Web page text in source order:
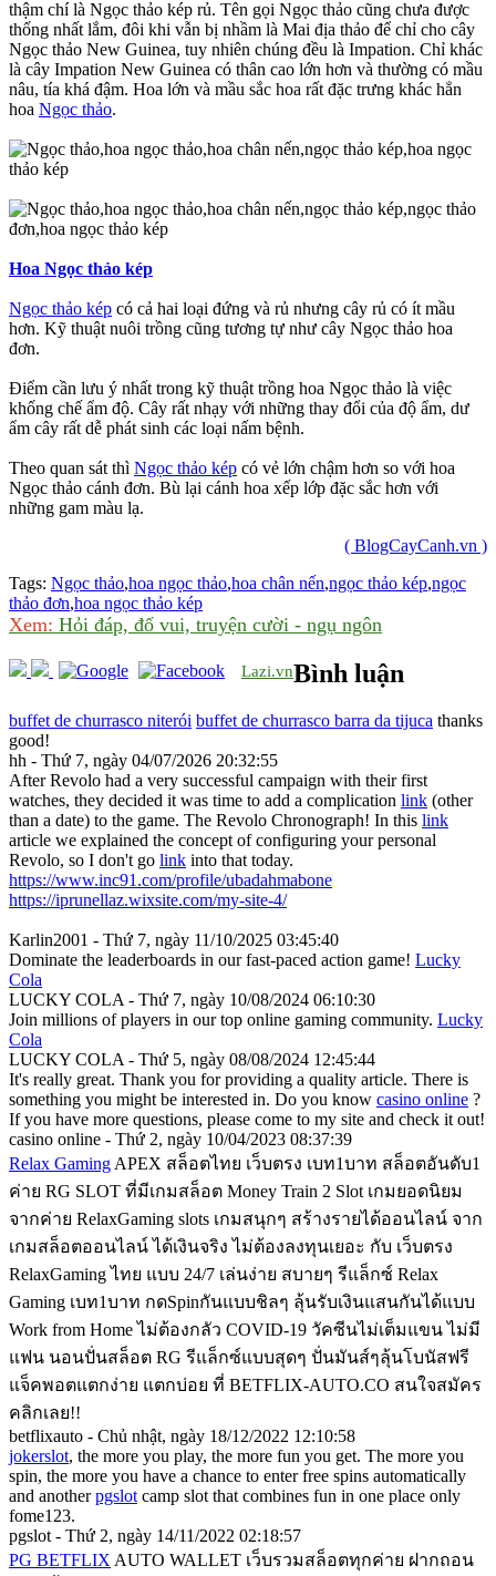
thậm chí là Ngọc thảo kép rủ. Tên gọi Ngọc thảo cũng chưa được
thống nhất lắm, đôi khi vẫn bị nhầm là Mai địa thảo để chỉ cho cây
Ngọc thảo New Guinea, tuy nhiên chúng đều là Impation. Chỉ khác
là cây Impation New Guinea có thân cao lớn hơn và thường có mầu
nâu, tía khá đậm. Hoa lớn và mầu sắc hoa rất đặc trưng khác hẳn
hoa Ngọc thảo.
Hoa Ngọc thảo kép
Ngọc thảo kép có cả hai loại đứng và rủ nhưng cây rủ có ít mầu
hơn. Kỹ thuật nuôi trồng cũng tương tự như cây Ngọc thảo hoa
đơn.
Điểm cần lưu ý nhất trong kỹ thuật trồng hoa Ngọc thảo là việc
khống chế ẩm độ. Cây rất nhạy với những thay đổi của độ ẩm, dư
ẩm cây rất dễ phát sinh các loại nấm bệnh.
Theo quan sát thì Ngọc thảo kép có vẻ lớn chậm hơn so với hoa
Ngọc thảo cánh đơn. Bù lại cánh hoa xếp lớp đặc sắc hơn với
những gam màu lạ.
( BlogCayCanh.vn )
Tags: Ngọc thảo,hoa ngọc thảo,hoa chân nến,ngọc thảo kép,ngọc
thảo đơn,hoa ngọc thảo kép
Xem: Hỏi đáp, đố vui, truyện cười - ngụ ngôn
Lazi.vnBình luận
buffet de churrasco niterói buffet de churrasco barra da tijuca thanks
good!
hh - Thứ 7, ngày 04/07/2026 20:32:55
After Revolo had a very successful campaign with their first
watches, they decided it was time to add a complication link (other
than a date) to the game. The Revolo Chronograph! In this link
article we explained the concept of configuring your personal
Revolo, so I don't go link into that today.
https://www.inc91.com/profile/ubadahmabone
https://iprunellaz.wixsite.com/my-site-4/
Karlin2001 - Thứ 7, ngày 11/10/2025 03:45:40
Dominate the leaderboards in our fast-paced action game! Lucky
Cola
LUCKY COLA - Thứ 7, ngày 10/08/2024 06:10:30
Join millions of players in our top online gaming community. Lucky
Cola
LUCKY COLA - Thứ 5, ngày 08/08/2024 12:45:44
It's really great. Thank you for providing a quality article. There is
something you might be interested in. Do you know casino online ?
If you have more questions, please come to my site and check it out!
casino online - Thứ 2, ngày 10/04/2023 08:37:39
Relax Gaming APEX สล็อตไทย เว็บตรง เบท1บาท สล็อตอันดับ1
ค่าย RG SLOT ที่มีเกมสล็อต Money Train 2 Slot เกมยอดนิยม
จากค่าย RelaxGaming slots เกมสนุกๆ สร้างรายได้ออนไลน์ จาก
เกมสล็อตออนไลน์ ได้เงินจริง ไม่ต้องลงทุนเยอะ กับ เว็บตรง
RelaxGaming ไทย แบบ 24/7 เล่นง่าย สบายๆ รีแล็กซ์ Relax
Gaming เบท1บาท กดSpinกันแบบชิลๆ ลุ้นรับเงินแสนกันได้แบบ
Work from Home ไม่ต้องกลัว COVID-19 วัคซีนไม่เต็มแขน ไม่มี
แฟน นอนปั่นสล็อต RG รีแล็กซ์แบบสุดๆ ปั่นมันส์ๆลุ้นโบนัสฟรี
แจ็คพอตแตกง่าย แตกบ่อย ที่ BETFLIX-AUTO.CO สนใจสมัคร
คลิกเลย!!
betflixauto - Chủ nhật, ngày 18/12/2022 12:10:58
jokerslot, the more you play, the more fun you get. The more you
spin, the more you have a chance to enter free spins automatically
and anotherpgslot camp slot that combines fun in one place only
fome123.
pgslot - Thứ 2, ngày 14/11/2022 02:18:57
PG BETFLIX AUTO WALLET เว็บรวมสล็อตทุกค่าย ฝากถอน